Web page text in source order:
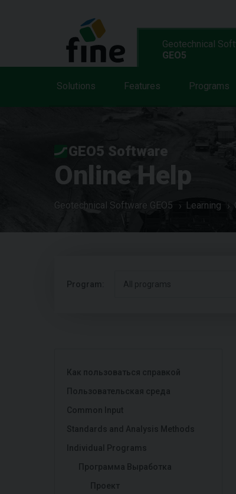
Geotechnical
GEO5
Solutions Features Programs
GEO5 Software
Online Help
Geotechnical Software GEO5 Learning
Program: All programs
Как пользоваться справкой
Пользовательская среда
Common Input
Standards and Analysis Methods
Individual Programs
Программа Выработка
Проект